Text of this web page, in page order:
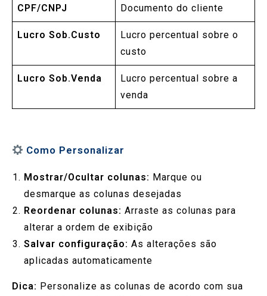
CPF/CNPJ Documento do cliente
Lucro Sob.Custo
Lucro percentual sobre o
custo
Lucro Sob.Venda
Lucro percentual sobre a
venda
Como Personalizar
Mostrar/Ocultar colunas: Marque ou
desmarque as colunas desejadas
Reordenar colunas: Arraste as colunas para
alterar a ordem de exibição
Salvar configuração: As alterações são
aplicadas automaticamente
Dica: Personalize as colunas de acordo com sua